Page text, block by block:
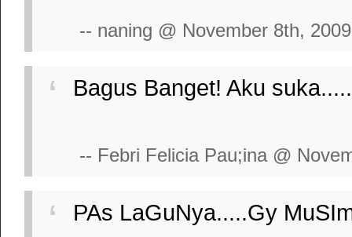
-- naning @ November 8th, 2009
Bagus Banget! Aku
-- Febri Felicia Pau;ina @
PAs LaGuNya.....Gy